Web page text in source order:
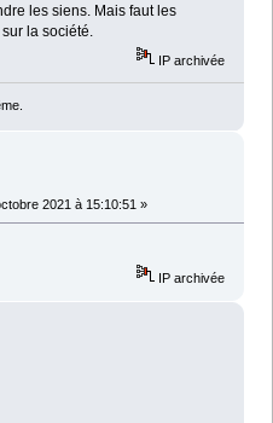
les siens. Mais faut les
la société.
IP archivée
2021 à 15:10:51 »
IP archivée